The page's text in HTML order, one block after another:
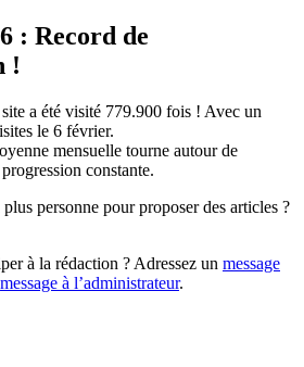
: Record de
!
a été visité 779.900 fois ! Avec un
le 6 février.
mensuelle tourne autour de
constante.
personne pour proposer des articles ?
à la rédaction ? Adressez un message
message à l’administrateur.